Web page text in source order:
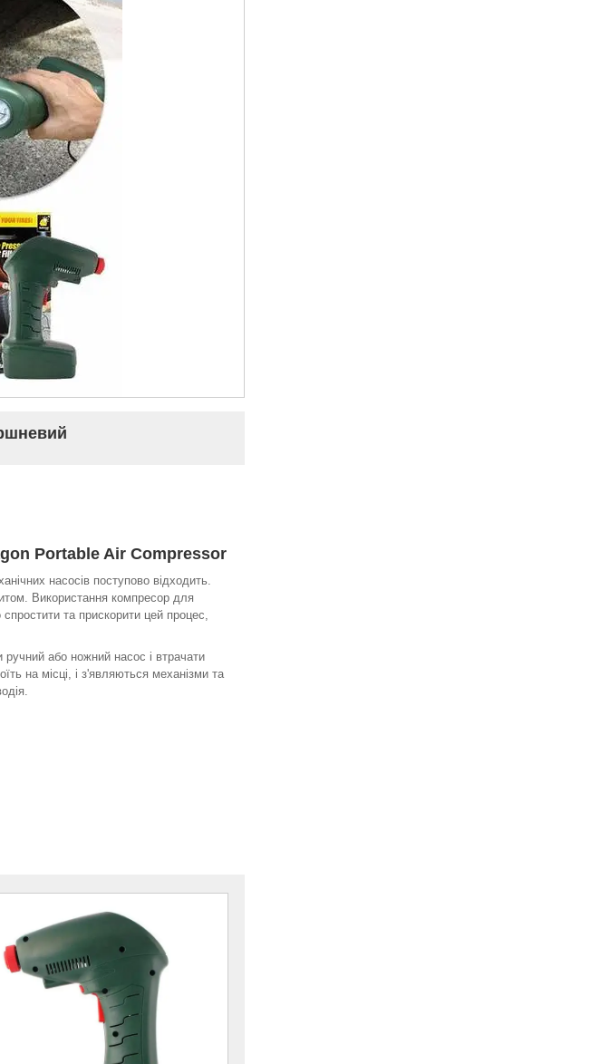
Portable Air Compressor
насосів поступово відходить.
Використання компресор для
та прискорити цей процес,
або ножний насос і втрачати
на місці, і з'являються механізми та